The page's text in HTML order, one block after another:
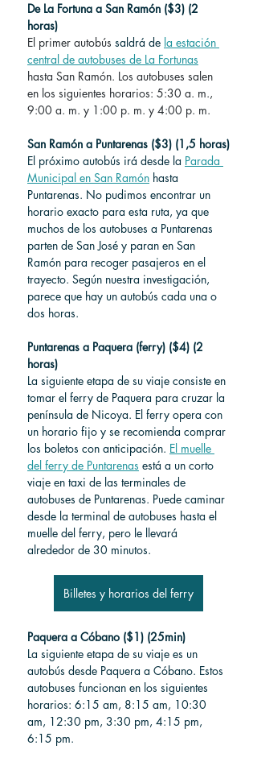
De La Fortuna a San Ramón ($3) (2
horas)
El primer autobús saldrá de la estación
central de autobuses de La Fortunas
hasta San Ramón. Los autobuses salen
en los siguientes horarios: 5:30 a. m.,
9:00 a. m. y 1:00 p. m. y 4:00 p. m.
San Ramón a Puntarenas ($3) (1,5 horas)
El próximo autobús irá desde la Parada
Municipal en San Ramón hasta
Puntarenas. No pudimos encontrar un
horario exacto para esta ruta, ya que
muchos de los autobuses a Puntarenas
parten de San José y paran en San
Ramón para recoger pasajeros en el
trayecto. Según nuestra investigación,
parece que hay un autobús cada una o
dos horas.
Puntarenas a Paquera (ferry) ($4) (2
horas)
La siguiente etapa de su viaje consiste en
tomar el ferry de Paquera para cruzar la
península de Nicoya. El ferry opera con
un horario fijo y se recomienda comprar
los boletos con anticipación. El muelle
del ferry de Puntarenas está a un corto
viaje en taxi de las terminales de
autobuses de Puntarenas. Puede caminar
desde la terminal de autobuses hasta el
muelle del ferry, pero le llevará
alrededor de 30 minutos.
Billetes y horarios del ferry
Paquera a Cóbano ($1) (25min)
La siguiente etapa de su viaje es un
autobús desde Paquera a Cóbano. Estos
autobuses funcionan en los siguientes
horarios: 6:15 am, 8:15 am, 10:30
am, 12:30 pm, 3:30 pm, 4:15 pm,
6:15 pm.